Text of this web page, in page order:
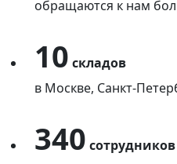
обращаются к нам
10 складов
в Москве, Санкт-
340 сотрудников